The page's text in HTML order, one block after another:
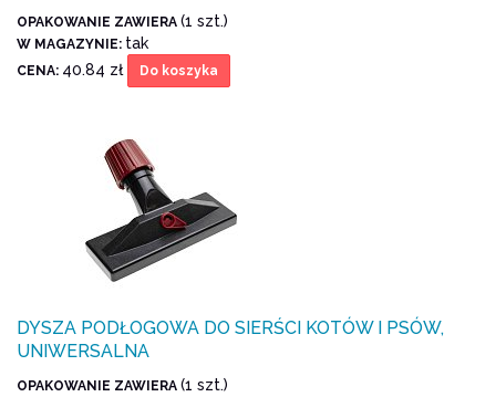
OPAKOWANIE ZAWIERA (1 szt.)
W MAGAZYNIE: tak
CENA: 40.84 zł Do koszyka
DYSZA PODŁOGOWA DO SIERŚCI KOTÓW I PSÓW,
UNIWERSALNA
OPAKOWANIE ZAWIERA (1 szt.)